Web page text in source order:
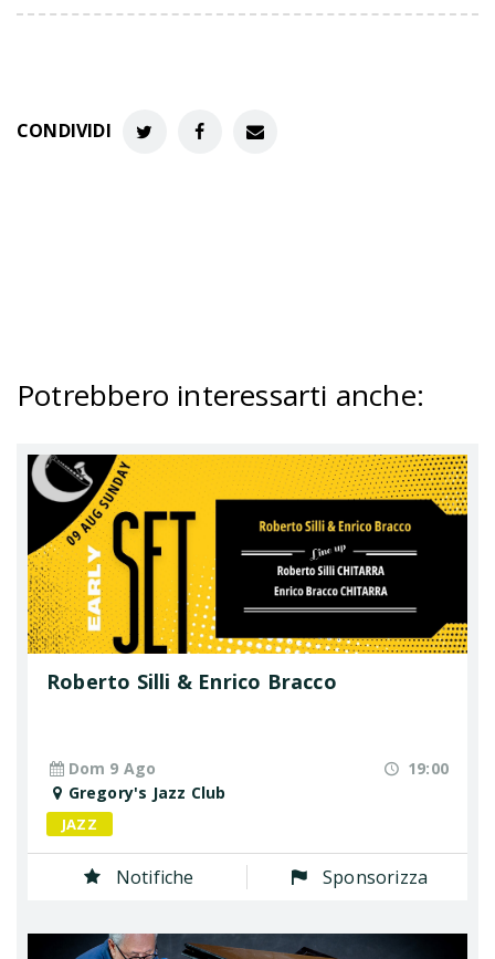
CONDIVIDI
Potrebbero interessarti anche:
Roberto Silli & Enrico Bracco
Dom 9 Ago
19:00
Gregory's Jazz Club
JAZZ
Notifiche Sponsorizza